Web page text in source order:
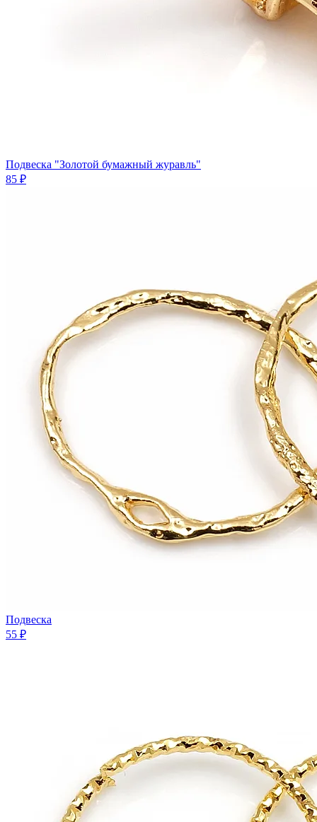
Подвеска "Золотой бумажный журавль"
85 ₽
Подвеска
55 ₽